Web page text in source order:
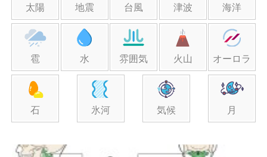
太陽 地震 台風 津波 海洋
雹 水 雰囲気 火山 オーロラ
石 氷河 気候 月